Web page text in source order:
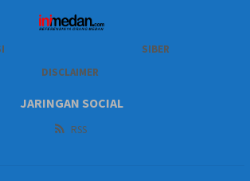
SIBER
DISCLAIMER
JARINGAN SOCIAL
RSS